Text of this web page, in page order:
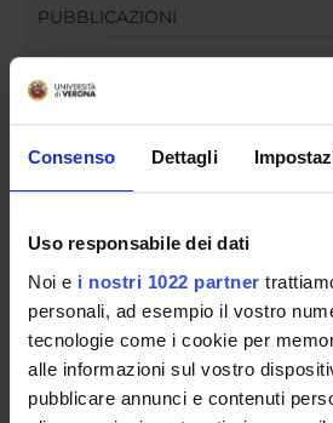
Consenso Dettagli
Uso responsabile dei dati
Noi e i nostri 1022 partner
personali, ad esempio il vostro
tecnologie come i cookie per
alle informazioni sul vostro
pubblicare annunci e contenuti
PUBBLICAZIONI
GOVERNANCE
COMMISSIONI
UFFICI E STRUTTURE DI SERVIZIO
SERVIZI DI SEGRETERIA STUDENTI